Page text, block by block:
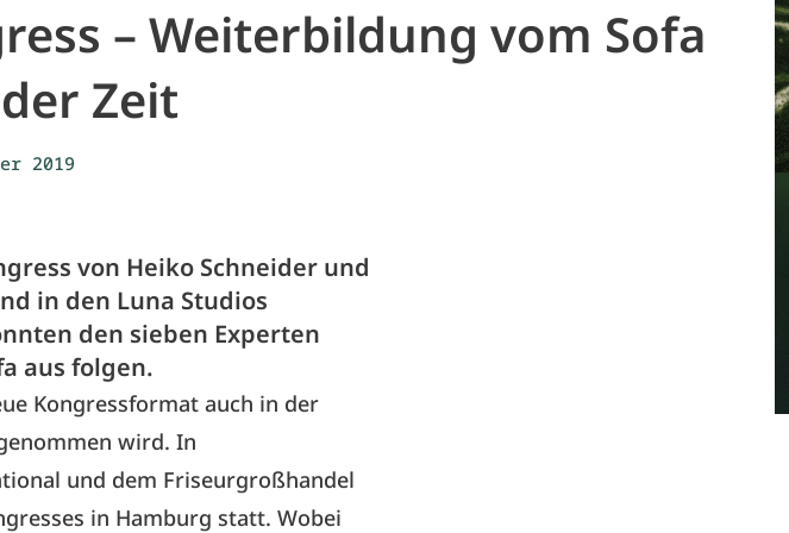
– Weiterbildung vom Sofa
Zeit
2019
von Heiko Schneider und
in den Luna Studios
den sieben Experten
aus folgen.
Kongressformat auch in der
wird. In
und dem Friseurgroßhandel
in Hamburg statt. Wobei